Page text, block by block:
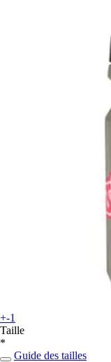
+-1
Taille
*
Guide des tailles